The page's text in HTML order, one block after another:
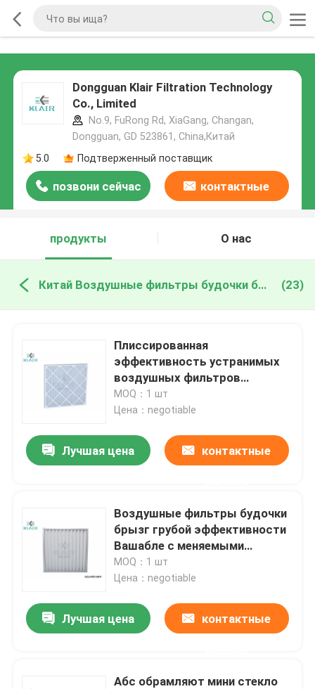
Dongguan Klair Filtration Technology
Co., Limited
No.9, FuRong Rd, XiaGang, Changan,
Dongguan, GD 523861, China,Китай
5.0
Подтверженный поставщик
позвони сейчас контактные
продукты
О нас
Китай Воздушные фильтры будочки брызг (23)
Плиссированная
эффективность устранимых
воздушных фильтров
основная с расширенной
сеткой
MOQ：1 шт
Цена：negotiable
Лучшая цена контактные
Воздушные фильтры будочки
брызг грубой эффективности
Вашабле с меняемыми
средствами массовой
информации
MOQ：1 шт
Цена：negotiable
Лучшая цена контактные
Абс обрамляют мини стекло